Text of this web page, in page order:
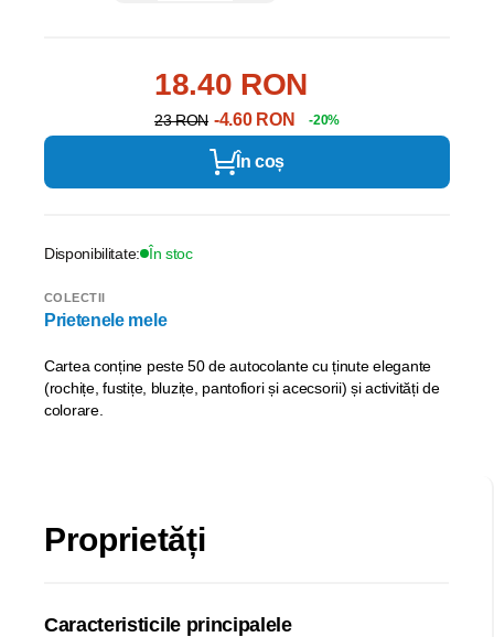
18.40 RON
23 RON -4.60 RON -20%
În coș
Disponibilitate: În stoc
COLECTII
Prietenele mele
Cartea conține peste 50 de autocolante cu ținute elegante
(rochițe, fustițe, bluzițe, pantofiori și acecsorii) și activități de
colorare.
Proprietăți
Caracteristicile principalele